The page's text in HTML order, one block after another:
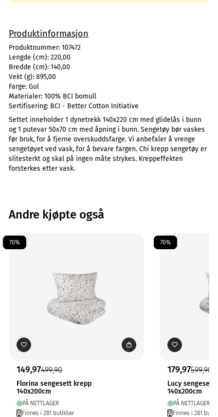
Produktinformasjon
Produktnummer: 107472
Lengde (cm): 220,00
Bredde (cm): 140,00
Vekt (g): 895,00
Farge: Gul
Materialer: 100% BCI bomull
Sertifisering: BCI - Better Cotton Initiative
Settet inneholder 1 dynetrekk 140x220 cm med glidelås i bunn
og 1 putevar 50x70 cm med åpning i bunn. Sengetøy bør vaskes
før bruk, for å fjerne overskuddsfarge. Vi anbefaler å vrenge
sengetøyet ved vask, for å bevare fargen. Chi krepp sengetøy er
slitesterkt og skal på ingen måte strykes. Kreppeffekten
forsterkes etter vask.
Andre kjøpte også
70%
149,97499,90
Florina sengesett krepp
140x200cm
PÅ NETTLAGER
Finnes i 281 butikker
70%
179,97599,90
Lucy sengesett
140x200cm
PÅ NETTLAGER
Finnes i 281